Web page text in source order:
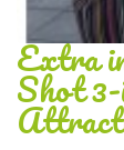
Extra
Shot